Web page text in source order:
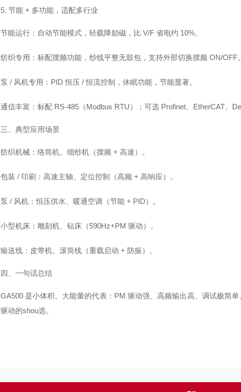
5. 节能 + 多功能，适配多行业
节能运行：自动节能模式，轻载降励磁，比 V/F 省电约 10%。
纺织专用 ：标配摆频功能，纱线平整无鼓包，支持外部切换摆频 ON/OFF
泵 / 风机专用 ：PID 恒压 / 恒流控制，休眠功能，节能显著。
通信丰富 ：标配 RS-485（Modbus RTU）；可选 Profinet、EtherCAT、
三、典型应用场景
纺织机械：络筒机、细纱机（摆频 + 高速）。
包装 / 印刷：高速主轴、定位控制（高频 + 高响应）。
泵 / 风机：恒压供水、暖通空调（节能 + PID）。
小型机床：雕刻机、钻床（590Hz+PM 驱动）。
输送线：皮带机、滚筒线（重载启动 + 防振）。
四、一句话总结
GA500 是小体积、大能量的代表： PM 驱动强、高频输出高、调试极简
驱动的shou选。